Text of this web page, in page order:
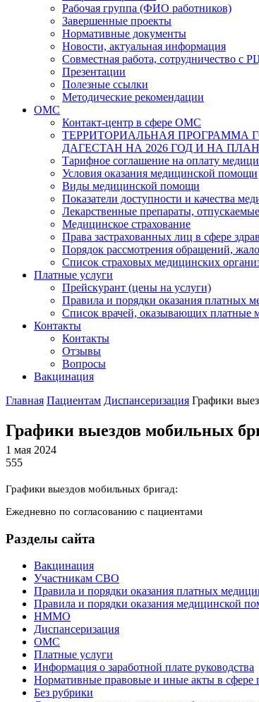
Рабочая группа (ФИО работников)
Завершенные проекты
Нормативные документы
Новости, актуальная информация
Совместная работа, сотрудничество
Презентации
Полезные ссылки
Методические рекомендации
ОМС
Контакт-центр в сфере ОМС
ТЕРРИТОРИАЛЬНАЯ ПРОГРАММА
ДАГЕСТАН НА 2026 ГОД И НА
Тарифное соглашение на оплату
Условия оказания медицинской помощи
Виды медицинской помощи
Показатели доступности и качества
Лекарственные препараты,
Медицинское страхование
Права застрахованных лиц в сфере
Порядок рассмотрения обращений,
Список страховых медицинских
Платные услуги
Прейскурант (цены на услуги)
Правила и порядки оказания платных
Список врачей, оказывающих платные
Контакты
Контакты
Отзывы
Вопросы
Вакцинация
Главная Пациентам Диспансеризация Графики
Графики выездов мобильных
1 мая 2024
555
Графики выездов мобильных бригад:
Ежедневно по согласованию с пациентами
Разделы сайта
Вакцинация
Участникам СВО
Правила и порядки оказания платных
Правила и порядки оказания медицинской
НММО
Диспансеризация
ОМС
Платные услуги
Информация о заработной плате руководства
Нормативные правовые и иные акты в сфере
Без рубрики